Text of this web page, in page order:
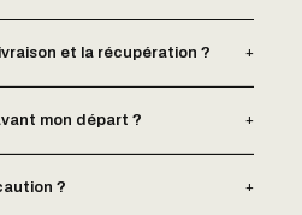
et la récupération ? +
mon départ ? +
? +